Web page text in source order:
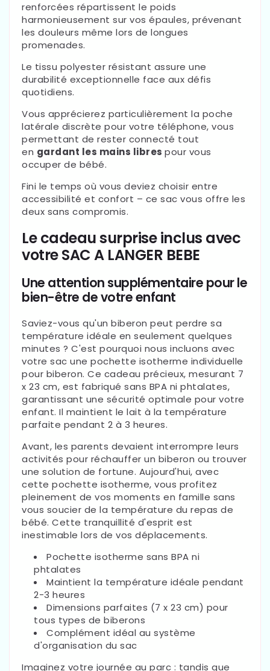
renforcées répartissent le poids
harmonieusement sur vos épaules, prévenant
les douleurs même lors de longues
promenades.
Le tissu polyester résistant assure une
durabilité exceptionnelle face aux défis
quotidiens.
Vous apprécierez particulièrement la poche
latérale discrète pour votre téléphone, vous
permettant de rester connecté tout
en gardant les mains libres pour vous
occuper de bébé.
Fini le temps où vous deviez choisir entre
accessibilité et confort – ce sac vous offre les
deux sans compromis.
Le cadeau surprise inclus avec
votre SAC A LANGER BEBE
Une attention supplémentaire pour le
bien-être de votre enfant
Saviez-vous qu'un biberon peut perdre sa
température idéale en seulement quelques
minutes ? C'est pourquoi nous incluons avec
votre sac une pochette isotherme individuelle
pour biberon. Ce cadeau précieux, mesurant 7
x 23 cm, est fabriqué sans BPA ni phtalates,
garantissant une sécurité optimale pour votre
enfant. Il maintient le lait à la température
parfaite pendant 2 à 3 heures.
Avant, les parents devaient interrompre leurs
activités pour réchauffer un biberon ou trouver
une solution de fortune. Aujourd'hui, avec
cette pochette isotherme, vous profitez
pleinement de vos moments en famille sans
vous soucier de la température du repas de
bébé. Cette tranquillité d'esprit est
inestimable lors de vos déplacements.
Pochette isotherme sans BPA ni
phtalates
Maintient la température idéale pendant
2-3 heures
Dimensions parfaites (7 x 23 cm) pour
tous types de biberons
Complément idéal au système
d'organisation du sac
Imaginez votre journée au parc : tandis que